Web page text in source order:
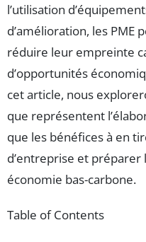
l’utilisation
d’amélioration, les PME
réduire leur empreinte
d’opportunités
cet article, nous
que représentent
que les bénéfices à en
d’entreprise et préparer
économie bas-carbone.
Table of Contents